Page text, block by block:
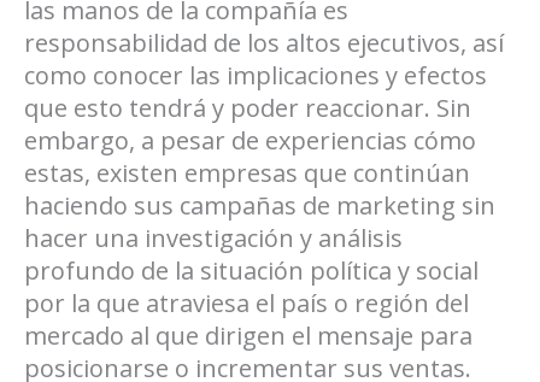
las manos de la compañía es
responsabilidad de los altos ejecutivos, así
como conocer las implicaciones y efectos
que esto tendrá y poder reaccionar. Sin
embargo, a pesar de experiencias cómo
estas, existen empresas que continúan
haciendo sus campañas de marketing sin
hacer una investigación y análisis
profundo de la situación política y social
por la que atraviesa el país o región del
mercado al que dirigen el mensaje para
posicionarse o incrementar sus ventas.